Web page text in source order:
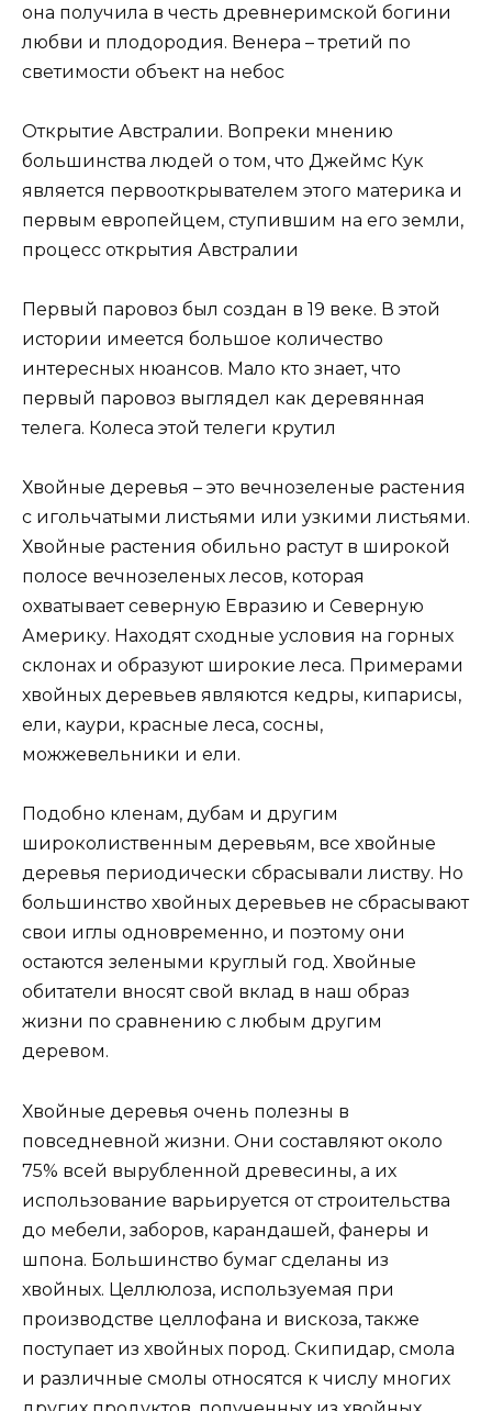
она получила в честь древнеримской богини
любви и плодородия. Венера – третий по
светимости объект на небос
Открытие Австралии. Вопреки мнению
большинства людей о том, что Джеймс Кук
является первооткрывателем этого материка и
первым европейцем, ступившим на его земли,
процесс открытия Австралии
Первый паровоз был создан в 19 веке. В этой
истории имеется большое количество
интересных нюансов. Мало кто знает, что
первый паровоз выглядел как деревянная
телега. Колеса этой телеги крутил
Хвойные деревья – это вечнозеленые растения
с игольчатыми листьями или узкими листьями.
Хвойные растения обильно растут в широкой
полосе вечнозеленых лесов, которая
охватывает северную Евразию и Северную
Америку. Находят сходные условия на горных
склонах и образуют широкие леса. Примерами
хвойных деревьев являются кедры, кипарисы,
ели, каури, красные леса, сосны,
можжевельники и ели.
Подобно кленам, дубам и другим
широколиственным деревьям, все хвойные
деревья периодически сбрасывали листву. Но
большинство хвойных деревьев не сбрасывают
свои иглы одновременно, и поэтому они
остаются зелеными круглый год. Хвойные
обитатели вносят свой вклад в наш образ
жизни по сравнению с любым другим
деревом.
Хвойные деревья очень полезны в
повседневной жизни. Они составляют около
75% всей вырубленной древесины, а их
использование варьируется от строительства
до мебели, заборов, карандашей, фанеры и
шпона. Большинство бумаг сделаны из
хвойных. Целлюлоза, используемая при
производстве целлофана и вискоза, также
поступает из хвойных пород. Скипидар, смола
и различные смолы относятся к числу многих